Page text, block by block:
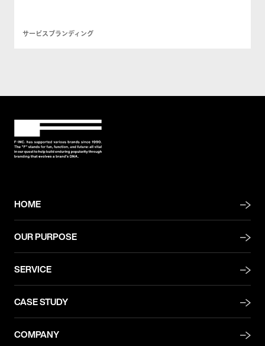
サービスブランディング
HOME
OUR PURPOSE
SERVICE
CASE STUDY
COMPANY